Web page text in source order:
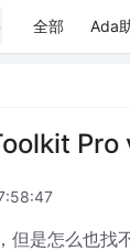
全部 Ada
Pro
但是怎么也找